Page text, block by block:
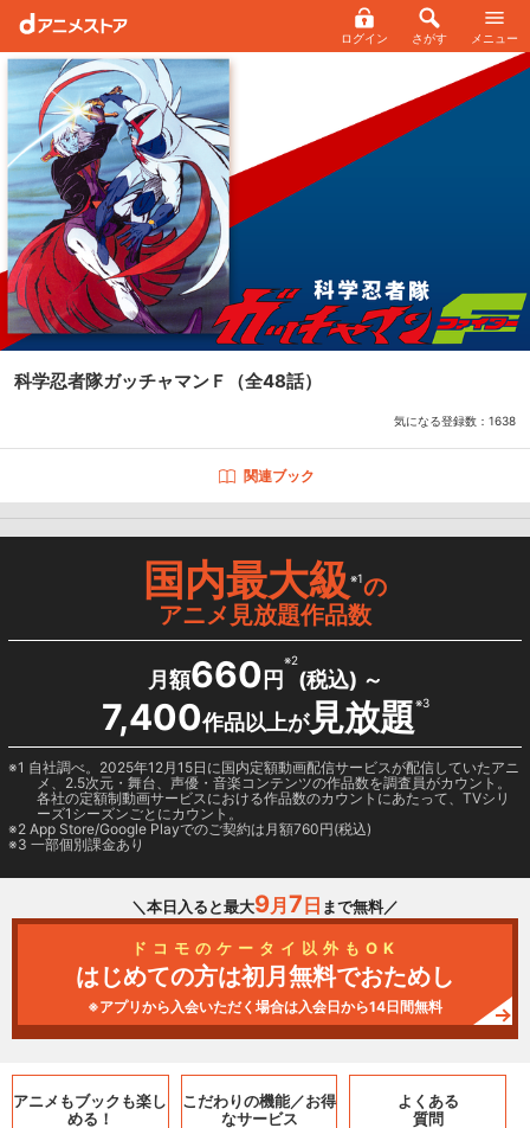
ログイン さがす メニュー
科学忍者隊ガッチャマンＦ （全48話）
気になる登録数： 1638
関連ブック
国内最大級※1の
アニメ見放題作品数
月額660 円
※2
(税込) ～
7,400作品以上が見放題※3
1 自社調べ。2025年12月15日に国内定額動画配信サービスが配信していたアニ
メ、2.5次元・舞台、声優・音楽コンテンツの作品数を調査員がカウント。
各社の定額制動画サービスにおける作品数のカウントにあたって、TVシリ
ーズ1シーズンごとにカウント。
2 App Store/Google Playでのご契約は月額760円(税込)
3 一部個別課金あり
＼本日入ると最大9月 7 日 まで無料／
ドコモのケータイ以外もOK
はじめての方は初月無料でおためし
※アプリから入会いただく場合は入会日から14日間無料
アニメもブックも楽し
める！
こだわりの機能／お得
なサービス
よくある
質問